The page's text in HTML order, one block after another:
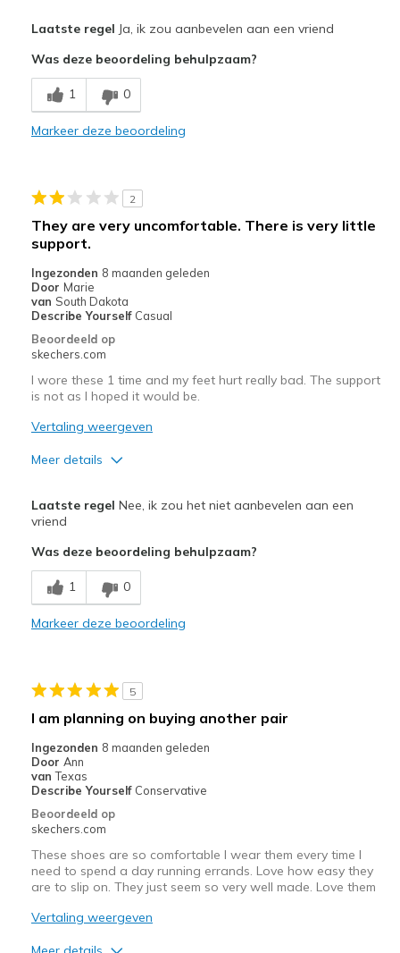
Breathe Well
Comfortable
Casual Wear
Going Out
Special Occasions
Travel
Width
Feels true to width
View On Shoes
Shoes are for Wearing
Laatste regel Ja, ik zou aanbevelen aan een vriend
Was deze beoordeling behulpzaam?
1 0
Markeer deze beoordeling
2
They are very uncomfortable. There is very little
support.
Ingezonden 8 maanden geleden
Door Marie
van South Dakota
Describe Yourself Casual
Beoordeeld op
skechers.com
I wore these 1 time and my feet hurt really bad. The support
is not as I hoped it would be.
Vertaling weergeven
Meer details
Stylish
Minpunten
Poor Cushioning
Width
Feels true to width
Laatste regel Nee, ik zou het niet aanbevelen aan een
vriend
Was deze beoordeling behulpzaam?
1 0
Markeer deze beoordeling
5
I am planning on buying another pair
Ingezonden 8 maanden geleden
Door Ann
van Texas
Describe Yourself Conservative
Beoordeeld op
skechers.com
These shoes are so comfortable I wear them every time I
need to spend a day running errands. Love how easy they
are to slip on. They just seem so very well made. Love them
Vertaling weergeven